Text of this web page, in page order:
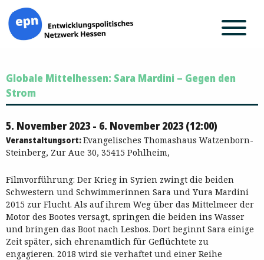
Inhalt
springen
Globale Mittelhessen: Sara Mardini – Gegen den
Strom
5. November 2023 - 6. November 2023 (12:00)
Veranstaltungsort:Evangelisches Thomashaus Watzenborn-
Steinberg, Zur Aue 30, 35415 Pohlheim,
Filmvorführung: Der Krieg in Syrien zwingt die beiden
Schwestern und Schwimmerinnen Sara und Yura Mardini
2015 zur Flucht. Als auf ihrem Weg über das Mittelmeer der
Motor des Bootes versagt, springen die beiden ins Wasser
und bringen das Boot nach Lesbos. Dort beginnt Sara einige
Zeit später, sich ehrenamtlich für Geflüchtete zu
engagieren. 2018 wird sie verhaftet und einer Reihe